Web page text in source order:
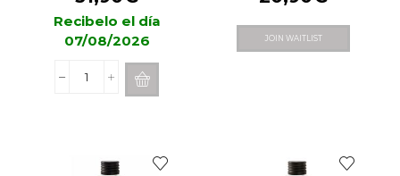
Recibelo el día
07/08/2026
Recarga
Mikado
JOIN WAITLIST